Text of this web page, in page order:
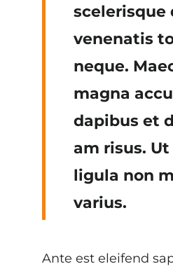
scelerisque
venenatis
neque.
magna
dapibus et
am risus.
ligula non
varius.
Ante est eleifend